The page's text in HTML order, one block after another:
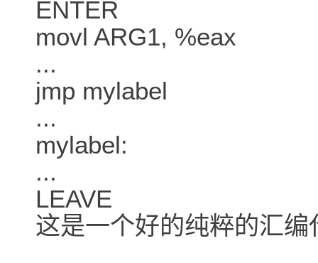
ENTER
movl ARG1, %eax
...
jmp mylabel
...
mylabel:
...
LEAVE
这是一个好的纯粹的汇编